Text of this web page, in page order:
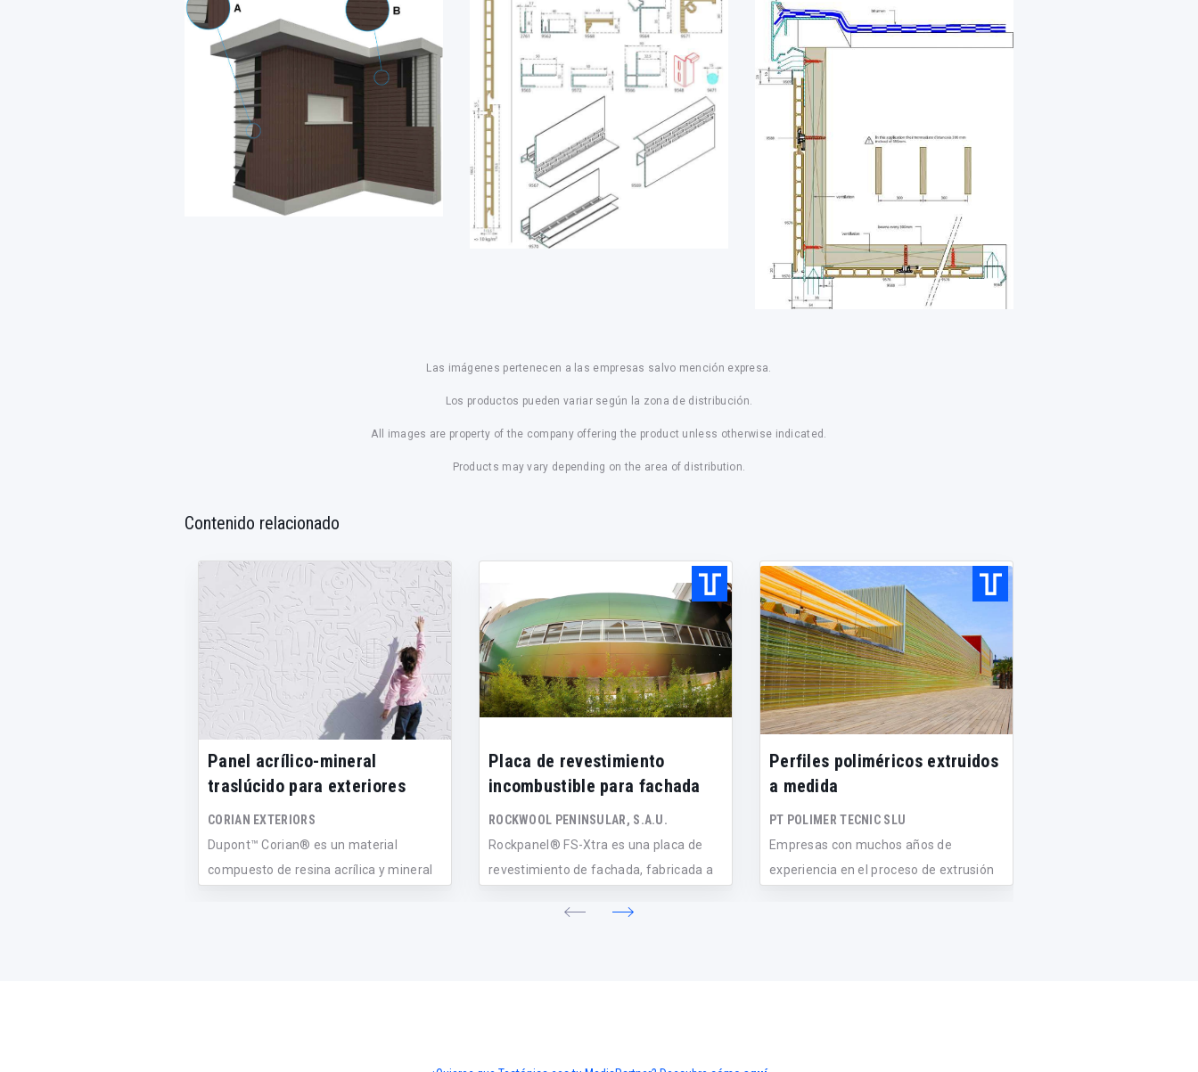
Las imágenes pertenecen a las empresas salvo mención expresa.
Los productos pueden variar según la zona de distribución.
All images are property of the company offering the product unless otherwise indicated.
Products may vary depending on the area of distribution.
Contenido relacionado
Panel acrílico-mineral
traslúcido para exteriores
CORIAN EXTERIORS
Dupont™ Corian® es un material
compuesto de resina acrílica y mineral
Placa de revestimiento
incombustible para fachada
ROCKWOOL PENINSULAR, S.A.U.
Rockpanel® FS-Xtra es una placa de
revestimiento de fachada, fabricada a
Perfiles poliméricos extruidos
a medida
PT POLIMER TECNIC SLU
Empresas con muchos años de
experiencia en el proceso de extrusión